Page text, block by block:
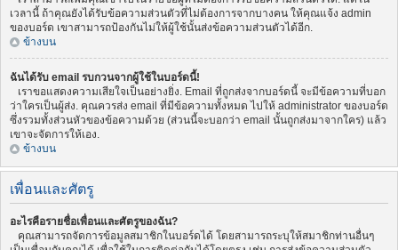
เวลานี้ ถ้าคุณยังได้รับข้อความส่วนตัวที่ไม่ต้องการจากบางคน ให้คุณแจ้ง admin
ของบอร์ด เขาสามารถป้องกันไม่ให้ผู้ใช้นั้นส่งข้อความส่วนตัวได้อีก.
ข้างบน
ฉันได้รับ email รบกวนจากผู้ใช้ในบอร์ดนี้!
เราขอแสดงความเสียใจเป็นอย่างยิ่ง. Email ที่ถูกส่งจากบอร์ดนี้ จะมีข้อความที่บอก
ว่าใครเป็นผู้ส่ง. คุณควรส่ง email ที่มีข้อความทั้งหมด ไปให้ administrator ของบอร์ด
ซึ่งรวมทั้งส่วนหัวของข้อความด้วย (ส่วนนี้จะบอกว่า email นั้นถูกส่งมาจากใคร) แล้ว
เขาจะจัดการให้เอง.
ข้างบน
เพื่อนและศัตรู
อะไรคือรายชื่อเพื่อนและศัตรูของฉัน?
คุณสามารถจัดการข้อมูลสมาชิกในบอร์ดได้ โดยสามารถระบุให้สมาชิกท่านอื่นๆ